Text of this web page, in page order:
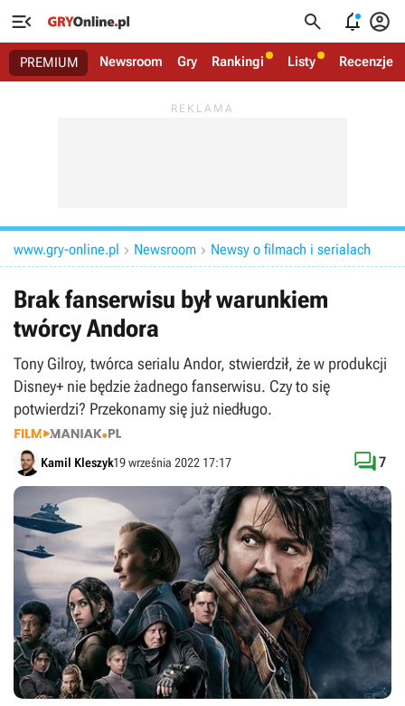
   
PREMIUM Newsroom Gry Rankingi Listy Recenzje
www.gry-online.pl  Newsroom  Newsy o filmach i serialach
Brak fanserwisu był warunkiem
twórcy Andora
Tony Gilroy, twórca serialu Andor, stwierdził, że w produkcji
Disney+ nie będzie żadnego fanserwisu. Czy to się
potwierdzi? Przekonamy się już niedługo.
Kamil Kleszyk19 września 2022 17:17 7